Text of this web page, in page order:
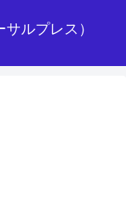
ルプレス）